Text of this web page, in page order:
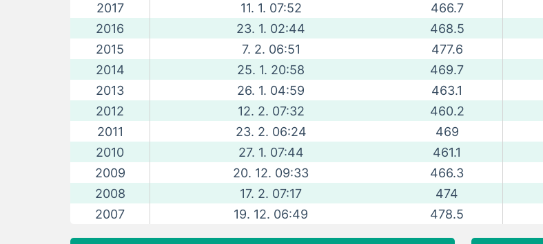
2017
11. 1. 07:52 466.7
2016
23. 1. 02:44 468.5
2015
7. 2. 06:51 477.6
2014
25. 1. 20:58 469.7
2013
26. 1. 04:59 463.1
2012
12. 2. 07:32 460.2
2011
23. 2. 06:24 469
2010
27. 1. 07:44 461.1
2009
20. 12. 09:33 466.3
2008
17. 2. 07:17 474
2007
19. 12. 06:49 478.5